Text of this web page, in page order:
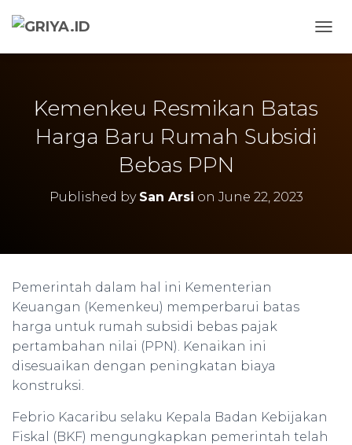
Kemenkeu Resmikan Batas
Harga Baru Rumah Subsidi
Bebas PPN
Published by San Arsi on June 22, 2023
Pemerintah dalam hal ini Kementerian
Keuangan (Kemenkeu) memperbarui batas
harga untuk rumah subsidi bebas pajak
pertambahan nilai (PPN). Kenaikan ini
disesuaikan dengan peningkatan biaya
konstruksi.
Febrio Kacaribu selaku Kepala Badan Kebijakan
Fiskal (BKF) mengungkapkan pemerintah telah